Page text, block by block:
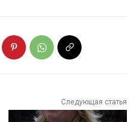
Следующая статья